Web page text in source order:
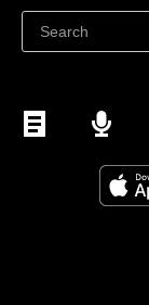
ขายบนเฟสบุ๊ค